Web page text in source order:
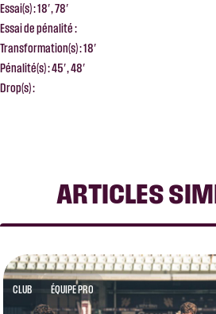
Essai(s) : 18′, 78′
Essai de pénalité :
Transformation(s) : 18′
Pénalité(s) : 45′, 48′
Drop(s) :
ARTICLES
CLUB ÉQUIPE PRO